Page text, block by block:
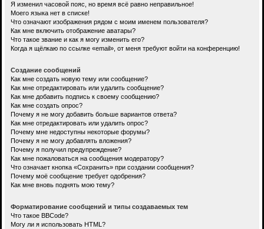
Я изменил часовой пояс, но время всё равно неправильное!
Моего языка нет в списке!
Что означают изображения рядом с моим именем пользователя?
Как мне включить отображение аватары?
Что такое звание и как я могу изменить его?
Когда я щёлкаю по ссылке «email», от меня требуют войти на конференцию!
Создание сообщений
Как мне создать новую тему или сообщение?
Как мне отредактировать или удалить сообщение?
Как мне добавить подпись к своему сообщению?
Как мне создать опрос?
Почему я не могу добавить больше вариантов ответа?
Как мне отредактировать или удалить опрос?
Почему мне недоступны некоторые форумы?
Почему я не могу добавлять вложения?
Почему я получил предупреждение?
Как мне пожаловаться на сообщения модератору?
Что означает кнопка «Сохранить» при создании сообщения?
Почему моё сообщение требует одобрения?
Как мне вновь поднять мою тему?
Форматирование сообщений и типы создаваемых тем
Что такое BBCode?
Могу ли я использовать HTML?